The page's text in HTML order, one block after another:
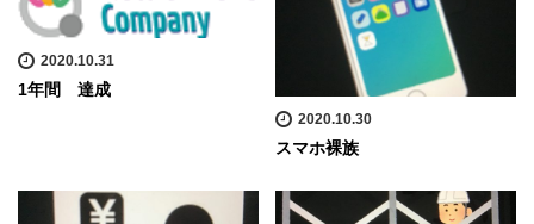
2020.10.31
1年間 達成
2020.10.30
スマホ裸族